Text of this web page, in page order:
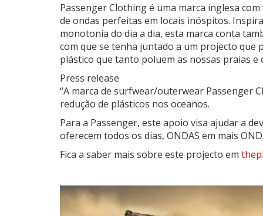
Passenger Clothing é uma marca inglesa
de ondas perfeitas em locais inóspitos.
monotonia do dia a dia, esta marca conta
com que se tenha juntado a um projecto que
plástico que tanto poluem as nossas praias e
Press release
“A marca de surfwear/outerwear Passenger
redução de plásticos nos oceanos.
Para a Passenger, este apoio visa ajudar a
oferecem todos os dias, ONDAS em mais
Fica a saber mais sobre este projecto em